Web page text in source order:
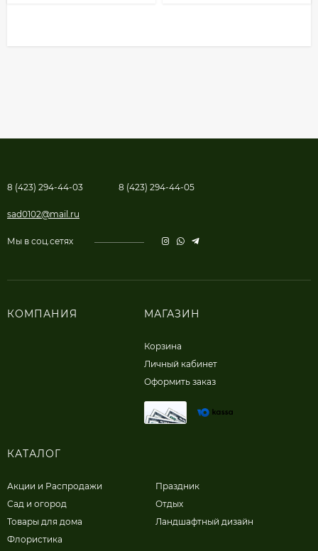
8 (423) 294-44-03 8 (423) 294-44-05
sad0102@mail.ru
Мы в соц.сетях
КОМПАНИЯ МАГАЗИН
Корзина
Личный кабинет
Оформить заказ
КАТАЛОГ
Акции и Распродажи
Сад и огород
Товары для дома
Флористика
Праздник
Отдых
Ландшафтный дизайн